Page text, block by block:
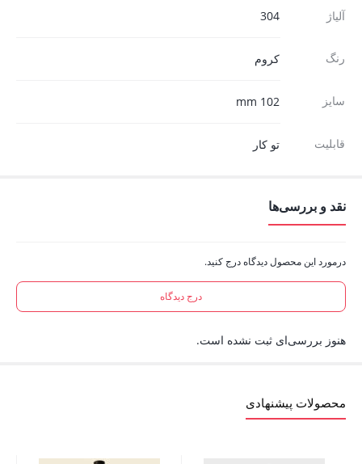
آلیاژ 304
رنگ کروم
سایز 102 mm
قابلیت تو کار
نقد و بررسی‌ها
درمورد این محصول دیدگاه درج کنید.
درج دیدگاه
هنوز بررسی‌ای ثبت نشده است.
محصولات پیشنهادی